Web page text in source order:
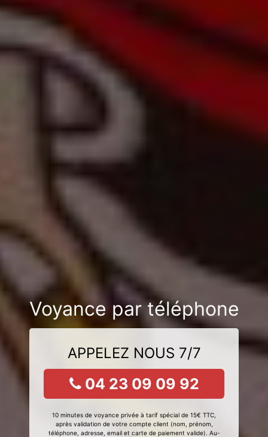
Voyance par téléphone
APPELEZ NOUS 7/7
04 23 09 09 92
10 minutes de voyance privée à tarif spécial de 15€ TTC,
après validation de votre compte client (nom, prénom,
téléphone, adresse, email et carte de paiement valide). Au-